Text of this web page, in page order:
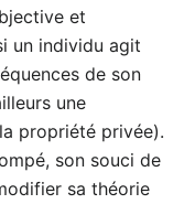
et
un individu agit
de son
une
propriété privée).
son souci de
sa théorie